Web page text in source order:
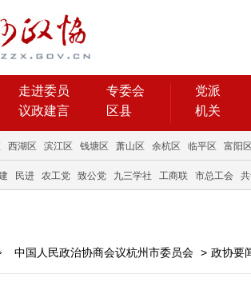
走进委员
专委会
议政建言 区县
党派
机关
西湖区 滨江区 钱塘区 萧山区 余杭区 临平区 富阳
民进 农工党 致公党 九三学社 工商联 市总工会
中国人民政治协商会议杭州市委员会 > 政协要